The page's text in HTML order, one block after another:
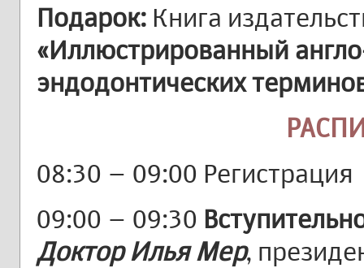
Подарок: Книга
«Иллюстрированный
эндодонтических
08:30 – 09:00 Регистрация
09:00 – 09:30
Доктор Илья Мер,